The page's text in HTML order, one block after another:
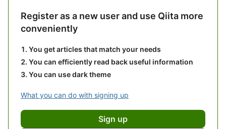
Register as a new user and use Qiita more
conveniently
You get articles that match your needs
You can efficiently read back useful information
You can use dark theme
What you can do with signing up
Sign up